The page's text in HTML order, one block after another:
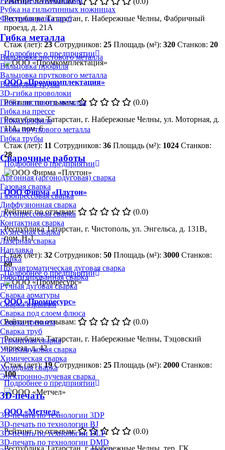
Рубка на гильотинных ножницах
Фигурная резка труб
Гибка металла
Вальцовка листового металла
Вальцовка профиля
Вальцовка пруткового металла
Вальцовка трубы
3D-гибка проволоки
Гибка листового металла
Гибка на прессе
Гибка профиля
Гибка пруткового металла
Гибка трубы
Сварочные работы
Аргонная (аргонодуговая) сварка
Газовая сварка
Газопрессовая сварка
Диффузионная сварка
Дугопрессовая сварка
Контактная сварка
Кузнечная сварка
Лазерная сварка
Наплавка
Пайка
Полуавтоматическая дуговая сварка
Роботизированная сварка
Ручная дуговая сварка
Сварка арматуры
Сварка взрывом
Сварка под слоем флюса
Сварка трением
Сварка труб
Термитная сварка
Ультразвуковая сварка
Химическая сварка
Холодная сварка
Электронно-лучевая сварка
3D-печать
3D-печать по технологии 3DP
3D-печать по технологии BJ
3D-печать по технологии DLP
3D-печать по технологии DMD
Республика Татарстан, г. Набережные Челны, Фабричный
проезд, д. 21А
Стаж (лет):23 Сотрудников: 25 Площадь (м²): 320 Станков: 20
Подробнее о предприятии
ООО «Промкомплектация»
Рейтинг по отзывам:
(0.0)
Республика Татарстан, г. Набережные Челны, ул. Моторная, д.
11А, пом. 6
Стаж (лет): 11 Сотрудников: 36 Площадь (м²): 1024 Станков:
28
Подробнее о предприятии
ООО Фирма «Плутон»
Рейтинг по отзывам:
(0.0)
Республика Татарстан, г. Чистополь, ул. Энгельса, д. 131В,
пом. Н-1
Стаж (лет): 32 Сотрудников: 50 Площадь (м²): 3000 Станков:
60
Подробнее о предприятии
ООО «Промресурс»
Рейтинг по отзывам:
(0.0)
Республика Татарстан, г. Набережные Челны, Тэцовский
проезд, д. 42
Стаж (лет):19 Сотрудников: 25 Площадь (м²): 2000 Станков:
100
Подробнее о предприятии
ООО «Метчел»
Рейтинг по отзывам:
(0.0)